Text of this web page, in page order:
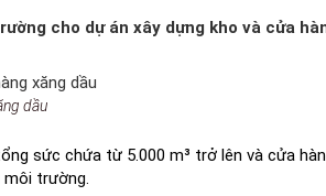
cho dự án xây dựng kho và cửa
dầu
sức chứa từ 5.000 m³ trở lên và cửa
trường.